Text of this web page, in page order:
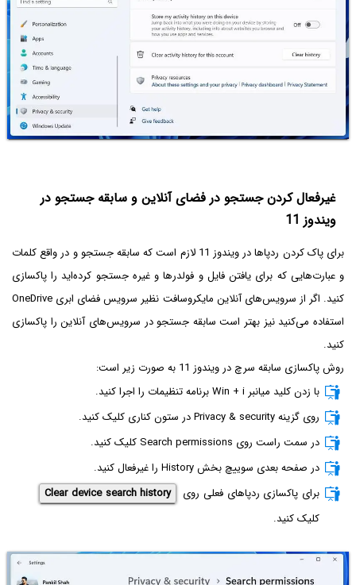
غیرفعال کردن جستجو در فضای آنلاین و سابقه جستجو در
ویندوز 11
برای پاک کردن ردپاها در ویندوز 11 لازم است که سابقه جستجو و در واقع کلمات
و عبارت‌هایی که برای یافتن فایل و فولدرها و غیره جستجو کرده‌اید را پاکسازی
کنید. اگر از سرویس‌های آنلاین مایکروسافت نظیر سرویس فضای ابری OneDrive
استفاده می‌کنید نیز بهتر است سابقه جستجو در سرویس‌های آنلاین را پاکسازی
کنید.
روش پاکسازی سابقه سرچ در ویندوز 11 به صورت زیر است:
با زدن کلید میانبر Win + i برنامه تنظیمات را اجرا کنید.
روی گزینه Privacy & security در ستون کناری کلیک کنید.
در سمت راست روی Search permissions کلیک کنید.
در صفحه بعدی سوییچ بخش History را غیرفعال کنید.
برای پاکسازی ردپاهای فعلی روی
Clear device search history
کلیک کنید.